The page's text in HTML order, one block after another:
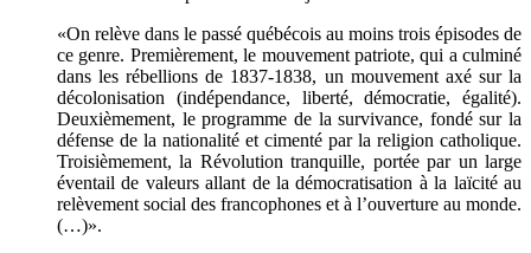
«On relève dans le passé québécois au moins trois épisodes de
ce genre. Premièrement, le mouvement patriote, qui a culminé
dans les rébellions de 1837-1838, un mouvement axé sur la
décolonisation (indépendance, liberté, démocratie, égalité).
Deuxièmement, le programme de la survivance, fondé sur la
défense de la nationalité et cimenté par la religion catholique.
Troisièmement, la Révolution tranquille, portée par un large
éventail de valeurs allant de la démocratisation à la laïcité au
relèvement social des francophones et à l’ouverture au monde.
(…)».